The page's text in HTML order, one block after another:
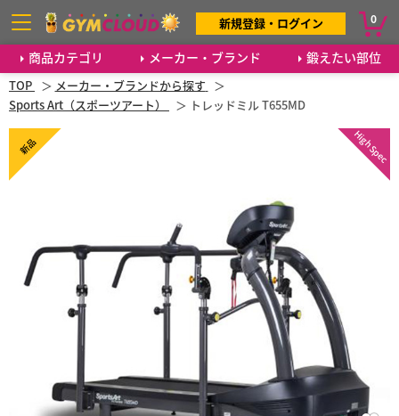
商品カテゴリ メーカー・ブランド 鍛えたい部位
新規登録・ログイン 0
TOP
メーカー・ブランドから探す
Sports Art（スポーツアート）
トレッドミル T655MD
High Spec
新品